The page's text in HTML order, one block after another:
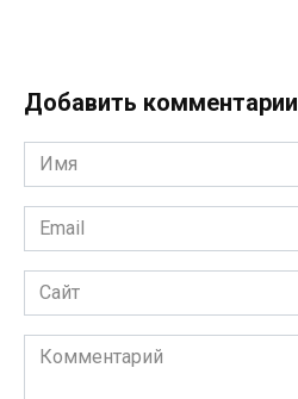
Добавить комментарии
Имя
*
Email
*
Сайт
Комментарий